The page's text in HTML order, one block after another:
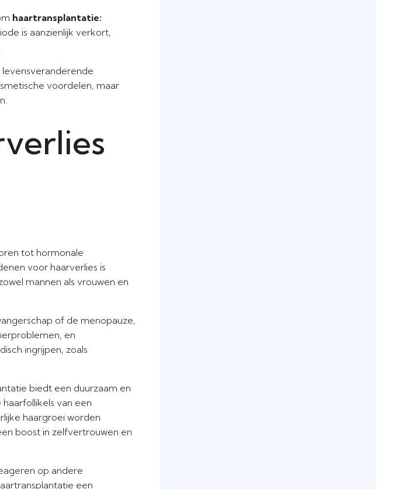
haartransplantatie:
is aanzienlijk verkort,
voordelen, maar
tot hormonale
voor haarverlies is
mannen als vrouwen en
of de menopauze,
en
ingrijpen, zoals
biedt een duurzaam en
van een
haargroei worden
boost in zelfvertrouwen en
op andere
een